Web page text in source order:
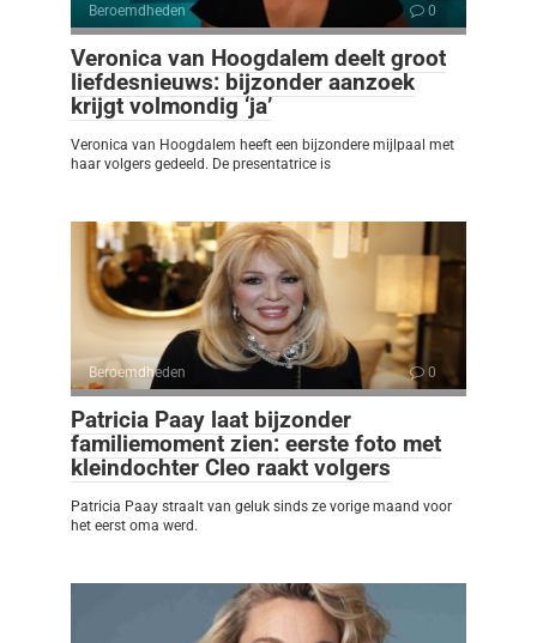
Beroemdheden 0
Veronica van Hoogdalem deelt groot
liefdesnieuws: bijzonder aanzoek
krijgt volmondig ‘ja’
Veronica van Hoogdalem heeft een bijzondere mijlpaal met
haar volgers gedeeld. De presentatrice is
Beroemdheden 0
Patricia Paay laat bijzonder
familiemoment zien: eerste foto met
kleindochter Cleo raakt volgers
Patricia Paay straalt van geluk sinds ze vorige maand voor
het eerst oma werd.